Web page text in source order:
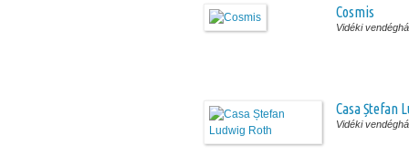
Cosmis
Vidéki
Casa Ștefan
Vidéki